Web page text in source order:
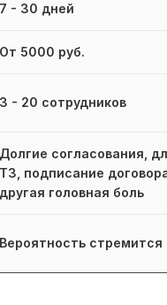
7 - 30 дней
От 5000 руб.
3 - 20 сотрудников
Долгие согласования,
ТЗ, подписание
другая головная боль
Вероятность стремится